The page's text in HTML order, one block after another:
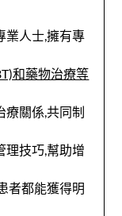
業人士,擁有專
和藥物治療等
關係,共同制
理技巧,幫助增
者都能獲得明